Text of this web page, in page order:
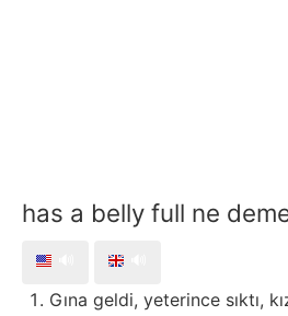
has a belly full ne
Gına geldi, yeterince sıktı,